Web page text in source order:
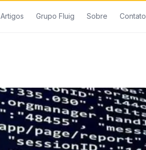
Artigos Grupo Fluig Sobre Contato